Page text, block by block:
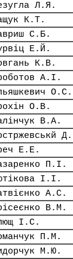
Л.Я.
К.Т.
С.Б.
Е.Й.
К.В.
А.І.
О.С.
О.В.
В.А.
Е.Е.
П.І.
І.І.
А.С.
В.М.
І.С.
П.М.
М.Ю.